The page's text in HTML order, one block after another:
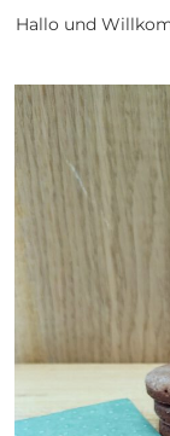
Hallo und